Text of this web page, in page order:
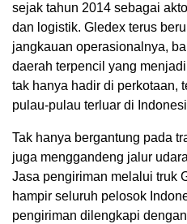
sejak tahun 2014 sebagai
dan logistik. Gledex terus
jangkauan operasionalnya,
daerah terpencil yang
tak hanya hadir di perkotaan,
pulau-pulau terluar di
Tak hanya bergantung pada
juga menggandeng jalur
Jasa pengiriman melalui truk
hampir seluruh pelosok
pengiriman dilengkapi